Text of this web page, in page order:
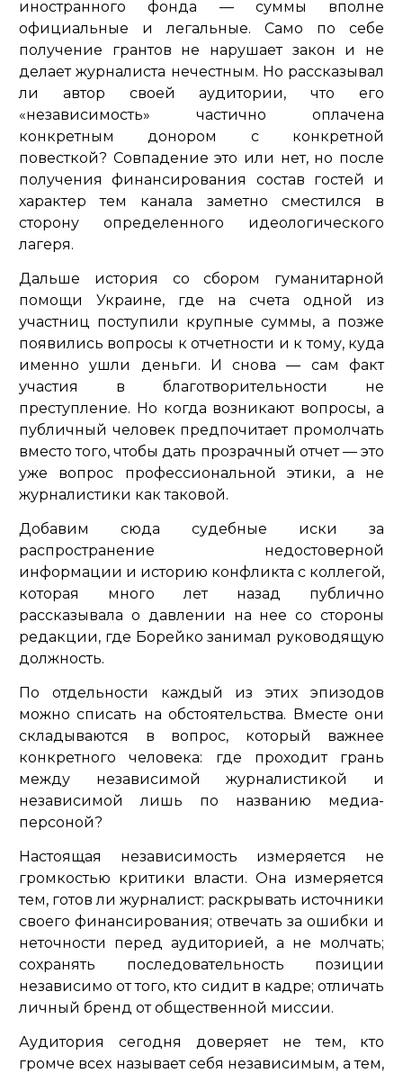
иностранного фонда — суммы вполне
официальные и легальные. Само по себе
получение грантов не нарушает закон и не
делает журналиста нечестным. Но рассказывал
ли автор своей аудитории, что его
«независимость» частично оплачена
конкретным донором с конкретной
повесткой? Совпадение это или нет, но после
получения финансирования состав гостей и
характер тем канала заметно сместился в
сторону определенного идеологического
лагеря.
Дальше история со сбором гуманитарной
помощи Украине, где на счета одной из
участниц поступили крупные суммы, а позже
появились вопросы к отчетности и к тому, куда
именно ушли деньги. И снова — сам факт
участия в благотворительности не
преступление. Но когда возникают вопросы, а
публичный человек предпочитает промолчать
вместо того, чтобы дать прозрачный отчет — это
уже вопрос профессиональной этики, а не
журналистики как таковой.
Добавим сюда судебные иски за
распространение недостоверной
информации и историю конфликта с коллегой,
которая много лет назад публично
рассказывала о давлении на нее со стороны
редакции, где Борейко занимал руководящую
должность.
По отдельности каждый из этих эпизодов
можно списать на обстоятельства. Вместе они
складываются в вопрос, который важнее
конкретного человека: где проходит грань
между независимой журналистикой и
независимой лишь по названию медиа-
персоной?
Настоящая независимость измеряется не
громкостью критики власти. Она измеряется
тем, готов ли журналист: раскрывать источники
своего финансирования; отвечать за ошибки и
неточности перед аудиторией, а не молчать;
сохранять последовательность позиции
независимо от того, кто сидит в кадре; отличать
личный бренд от общественной миссии.
Аудитория сегодня доверяет не тем, кто
громче всех называет себя независимым, а тем,